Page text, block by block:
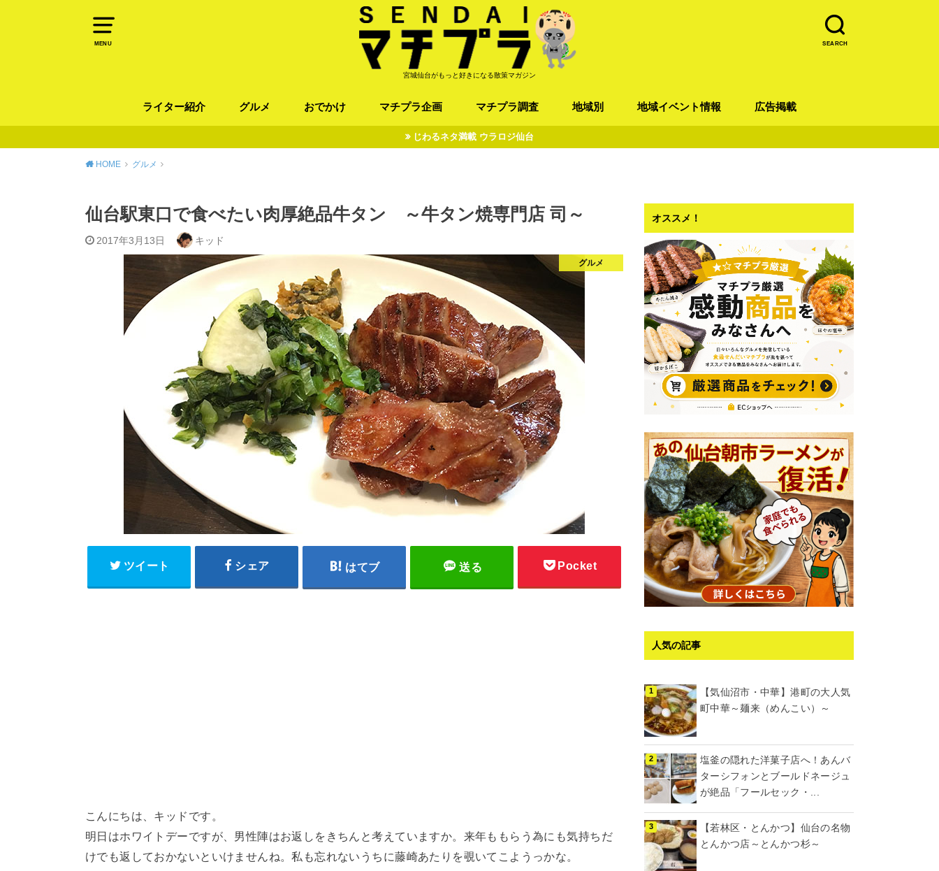
MENU SEARCH
宮城仙台がもっと好きになる散策マガジン
ライター紹介 グルメ おでかけ マチプラ企画
オトアルキ
マチプラ企業訪問
ファッション
ブラミヤギ
マチプラ漫画
マチプラ小説
マチプラ調査
歴史
地域別 地域イベント情報 広告掲載
じわるネタ満載 ウラロジ仙台
HOME グルメ
仙台駅東口で食べたい肉厚絶品牛タン ～牛タン焼専門店 司～
2017年3月13日 キッド
グルメ
ツイート シェア はてブ 送る Pocket
こんにちは、キッドです。
明日はホワイトデーですが、男性陣はお返しをきちんと考えていますか。来年ももらう為にも気持ちだ
けでも返しておかないといけませんね。私も忘れないうちに藤崎あたりを覗いてこようっかな。
オススメ！
人気の記事
【気仙沼市・中華】港町の大人気
町中華～麺来（めんこい）～
塩釜の隠れた洋菓子店へ！あんバ
ターシフォンとブールドネージュ
が絶品「フールセック・...
【若林区・とんかつ】仙台の名物
とんかつ店～とんかつ杉～